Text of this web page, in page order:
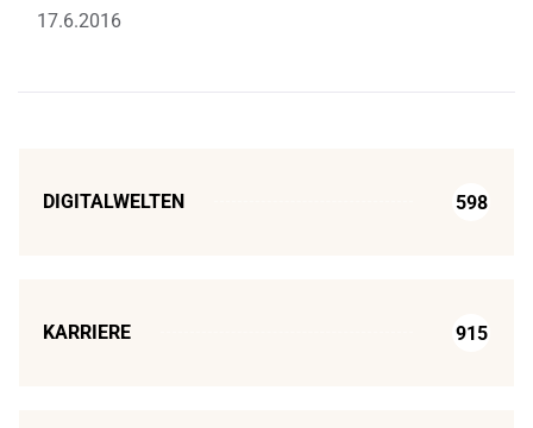
17.6.2016
DIGITALWELTEN 598
KARRIERE 915